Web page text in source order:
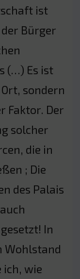
ist
Bürger
(…) Es ist
sondern
Faktor. Der
solcher
die in
; Die
des Palais
In
Wohlstand
ich, wie